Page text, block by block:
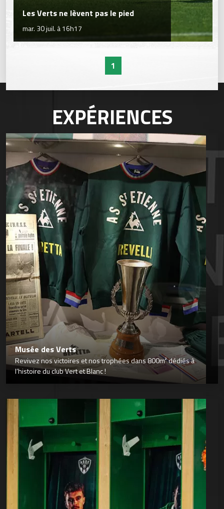
Les Verts ne lèvent pas le pied
mar. 30 juil. à 16h17
1
EXPÉRIENCES
Musée des Verts
Revivez nos victoires et nos trophées dans 800m² dédiés à
l’histoire du club Vert et Blanc !